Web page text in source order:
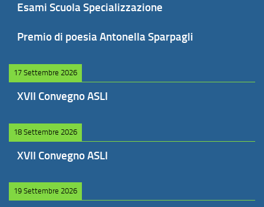
Esami Scuola Specializzazione
Premio di poesia Antonella Sparpagli
17 Settembre 2026
XVII Convegno ASLI
18 Settembre 2026
XVII Convegno ASLI
19 Settembre 2026